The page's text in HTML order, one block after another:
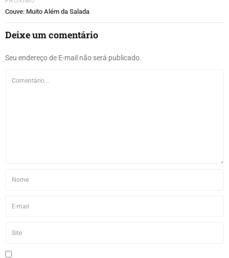
Couve: Muito Além da Salada
Deixe um comentário
Seu endereço de E-mail não será publicado.